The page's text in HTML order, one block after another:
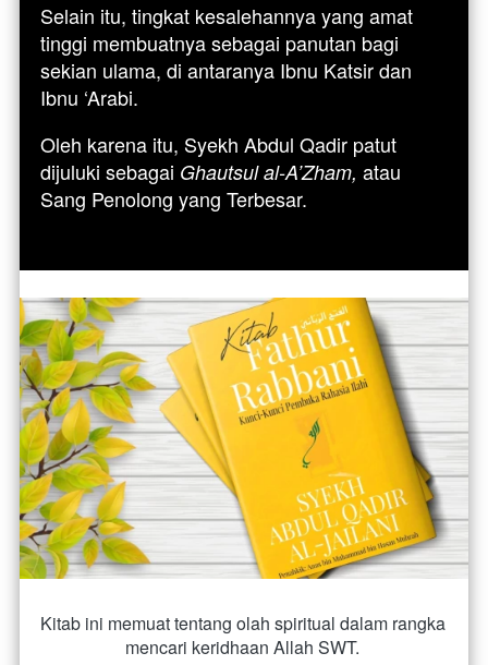
Selain itu, tingkat kesalehannya yang amat
tinggi membuatnya sebagai panutan bagi
sekian ulama, di antaranya Ibnu Katsir dan
Ibnu ‘Arabi.
Oleh karena itu, Syekh Abdul Qadir patut
dijuluki sebagai Ghautsul al-A’Zham, atau
Sang Penolong yang Terbesar.
Kitab ini memuat tentang olah spiritual dalam rangka
mencari keridhaan Allah SWT.